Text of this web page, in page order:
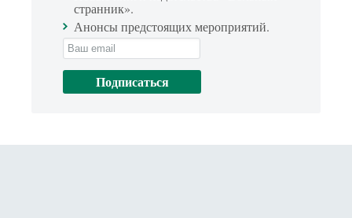
странник».
Анонсы предстоящих мероприятий.